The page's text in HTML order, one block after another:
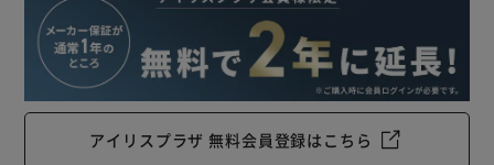
広いお部屋でも安心、長時間使えるバッテリー。
静電モップ付属。
静電気でほこりを吸着。
使用後はスタンドで除電＆ほこり吸引。
アイリスプラザ 無料会員登録はこちら